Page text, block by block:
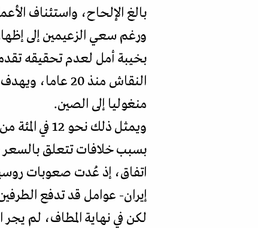
بالغ الإلحاح، واستئناف
ورغم سعي الزعيمين إلى
منغوليا إلى الصين.
ويمثل ذلك
بسبب خلافات تتعلق بالسعر
اتفاق، إذ عُدت صعوبات
إيران- عوامل قد تدفع
لكن في نهاية المطاف، لم